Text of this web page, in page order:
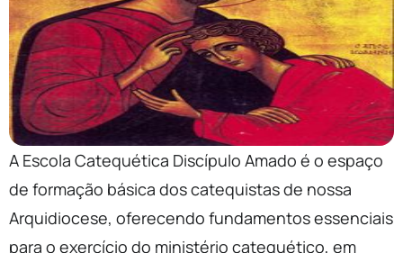
A Escola Catequética Discípulo Amado é o espaço
de formação básica dos catequistas de nossa
Arquidiocese, oferecendo fundamentos essenciais
para o exercício do ministério catequético, em